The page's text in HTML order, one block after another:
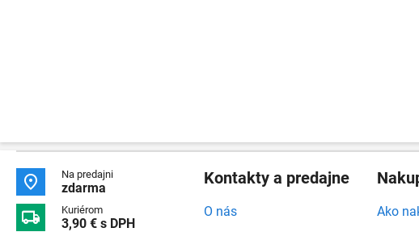
 Na predajni
zdarma
 Kuriérom
3,90 € s DPH
Kontakty a predajne
O nás Ako